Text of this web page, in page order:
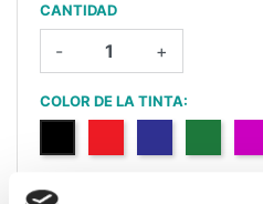
CANTIDAD
- +
COLOR DE LA TINTA:
Negro
Verde
¿CÓMO QUIERES TU SELLO?